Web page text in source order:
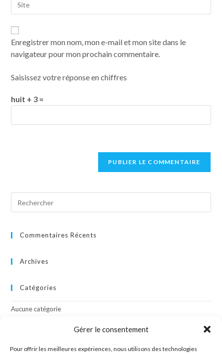
Gérer le consentement
Pour offrir les meilleures expériences, nous utilisons des technologies
Enregistrer mon nom, mon e-mail et mon site dans le
navigateur pour mon prochain commentaire.
Saisissez votre réponse en chiffres
huit + 3 =
Commentaires Récents
Archives
Catégories
Aucune catégorie